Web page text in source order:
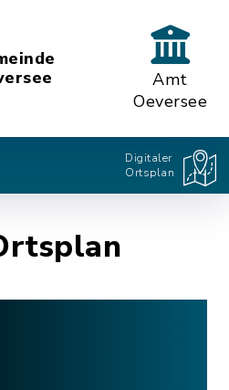
Amt
Oeversee
Digitaler
Ortsplan